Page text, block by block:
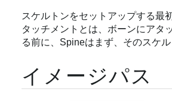
スケルトンをセットアップする最
タッチメントとは、ボーンにアタ
る前に、Spineはまず、そのスケ
イメージパス